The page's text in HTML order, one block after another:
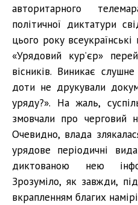
авторитарного
політичної диктатури
цього року всеукраїнські
«Урядовий кур’єр»
вісників. Виникає
доти не друкували
уряду?». На жаль,
змовчали про черговий
Очевидно, влада
урядове періодичні
диктованою нею
Зрозуміло, як завжди,
вкрапленням благих